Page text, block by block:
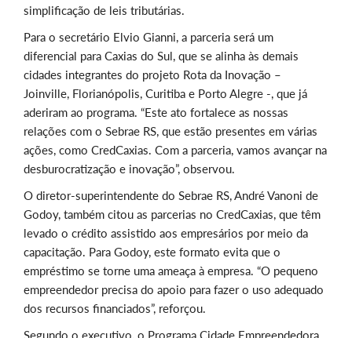
simplificação de leis tributárias.
Para o secretário Elvio Gianni, a parceria será um
diferencial para Caxias do Sul, que se alinha às demais
cidades integrantes do projeto Rota da Inovação –
Joinville, Florianópolis, Curitiba e Porto Alegre -, que já
aderiram ao programa. “Este ato fortalece as nossas
relações com o Sebrae RS, que estão presentes em várias
ações, como CredCaxias. Com a parceria, vamos avançar na
desburocratização e inovação”, observou.
O diretor-superintendente do Sebrae RS, André Vanoni de
Godoy, também citou as parcerias no CredCaxias, que têm
levado o crédito assistido aos empresários por meio da
capacitação. Para Godoy, este formato evita que o
empréstimo se torne uma ameaça à empresa. “O pequeno
empreendedor precisa do apoio para fazer o uso adequado
dos recursos financiados”, reforçou.
Segundo o executivo, o Programa Cidade Empreendedora